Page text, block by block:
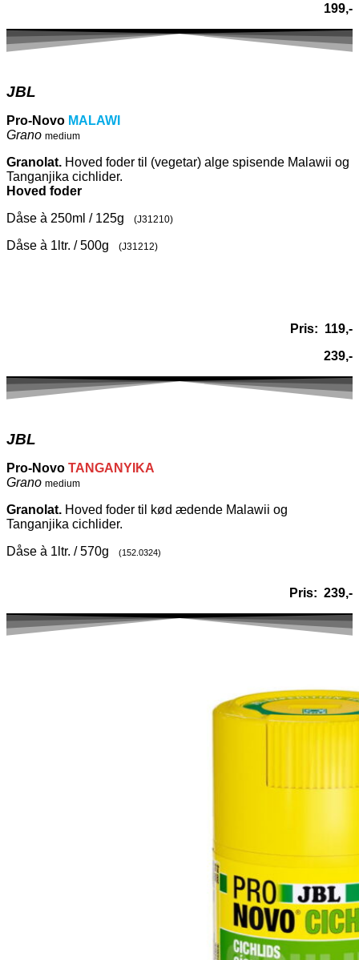
199,-
JBL
Pro-Novo MALAWI
Grano medium
Granolat. Hoved foder til (vegetar) alge spisende Malawii og
Tanganjika cichlider.
Hoved foder
Dåse à 250ml / 125g
(J31210)
Dåse à 1ltr. / 500g (J31212)
Pris: 119,-
239,-
JBL
Pro-Novo TANGANYIKA
Grano medium
Granolat. Hoved foder til kød ædende Malawii og
Tanganjika cichlider.
Dåse à 1ltr. / 570g
(152.0324)
Pris: 239,-